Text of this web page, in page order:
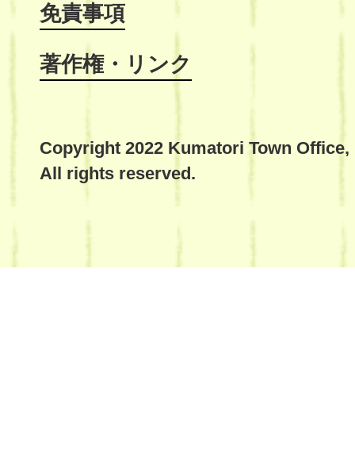
免責事項
著作権・リンク
Copyright 2022 Kumatori Town Office,
All rights reserved.